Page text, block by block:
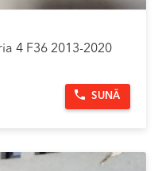
4 F36 2013-2020
SUNĂ